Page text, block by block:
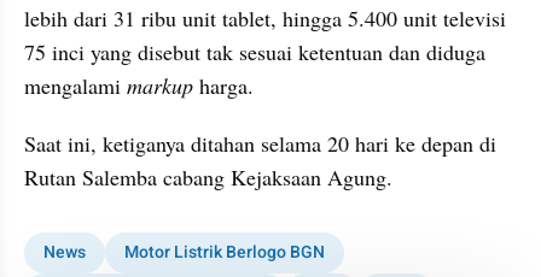
lebih dari 31 ribu unit tablet, hingga 5.400 unit televisi
75 inci yang disebut tak sesuai ketentuan dan diduga
mengalami markup harga.
Saat ini, ketiganya ditahan selama 20 hari ke depan di
Rutan Salemba cabang Kejaksaan Agung.
News Motor Listrik Berlogo BGN